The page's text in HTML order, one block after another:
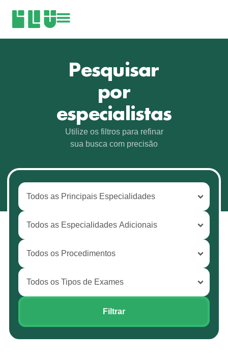
Pesquisar
por
especialistas
Utilize os filtros para refinar
sua busca com precisão